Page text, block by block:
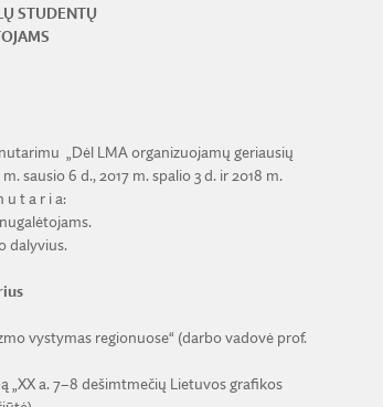
STUDENTŲ
„Dėl LMA organizuojamų geriausių
sausio 6 d., 2017 m. spalio 3 d. ir 2018 m.
u t a r i a:
dalyvius.
vystymas regionuose“ (darbo vadovė prof.
„XX a. 7–8 dešimtmečių Lietuvos grafikos